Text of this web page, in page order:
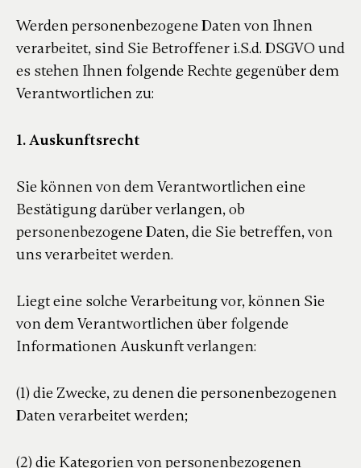
Werden personenbezogene Daten von Ihnen
verarbeitet, sind Sie Betroffener i.S.d. DSGVO und
es stehen Ihnen folgende Rechte gegenüber dem
Verantwortlichen zu:
1. Auskunftsrecht
Sie können von dem Verantwortlichen eine
Bestätigung darüber verlangen, ob
personenbezogene Daten, die Sie betreffen, von
uns verarbeitet werden.
Liegt eine solche Verarbeitung vor, können Sie
von dem Verantwortlichen über folgende
Informationen Auskunft verlangen:
(1) die Zwecke, zu denen die personenbezogenen
Daten verarbeitet werden;
(2) die Kategorien von personenbezogenen